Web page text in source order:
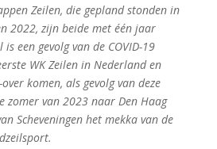
Zeilen, die gepland stonden in
2022, zijn beide met één jaar
een gevolg van de COVID-19
WK Zeilen in Nederland en
komen, als gevolg van deze
zomer van 2023 naar Den Haag
Scheveningen het mekka van de